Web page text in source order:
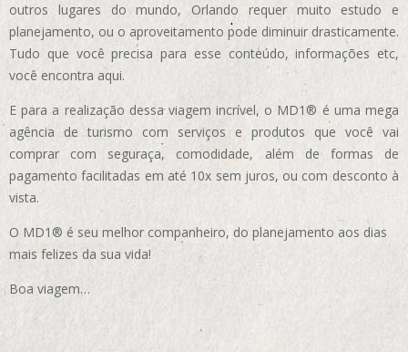
outros lugares do mundo, Orlando requer muito estudo e
planejamento, ou o aproveitamento pode diminuir drasticamente.
Tudo que você precisa para esse conteúdo, informações etc,
você encontra aqui.
E para a realização dessa viagem incrível, o MD1® é uma mega
agência de turismo com serviços e produtos que você vai
comprar com seguraça, comodidade, além de formas de
pagamento facilitadas em até 10x sem juros, ou com desconto à
vista.
O MD1® é seu melhor companheiro, do planejamento aos dias
mais felizes da sua vida!
Boa viagem…